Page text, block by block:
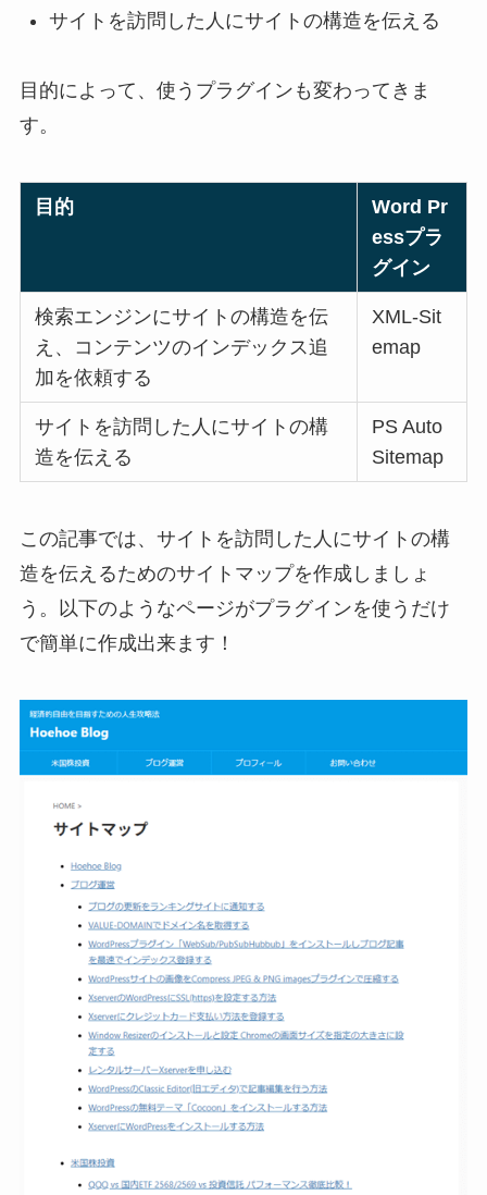
サイトを訪問した人にサイトの構造を伝える
目的によって、使うプラグインも変わってきま
す。
目的
Word Pr
essプラ
グイン
検索エンジンにサイトの構造を伝
え、コンテンツのインデックス追
加を依頼する
XML-Sit
emap
サイトを訪問した人にサイトの構
造を伝える
PS Auto
Sitemap
この記事では、サイトを訪問した人にサイトの構
造を伝えるためのサイトマップを作成しましょ
う。以下のようなページがプラグインを使うだけ
で簡単に作成出来ます！